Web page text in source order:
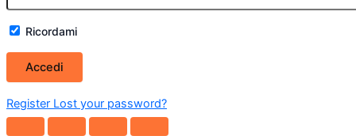
Ricordami
Register Lost your password?